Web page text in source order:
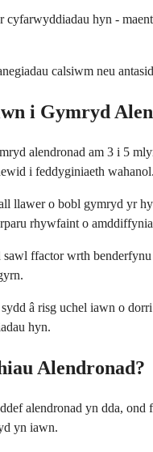
hyn -
calsiwm neu
i Gymryd
alendronad am 3 i 5
i feddyginiaeth wahanol.
llawer o bobl gymryd yr
rhywfaint o
ffactor wrth
â risg uchel iawn o
hyn.
Alendronad?
alendronad yn dda,
yn iawn.